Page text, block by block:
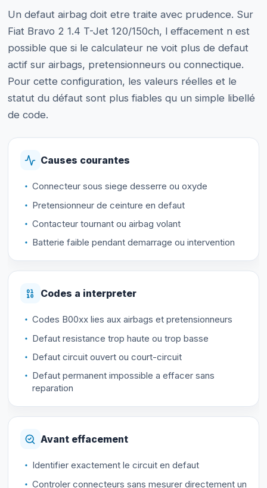
Un defaut airbag doit etre traite avec prudence. Sur
Fiat Bravo 2 1.4 T-Jet 120/150ch, l effacement n est
possible que si le calculateur ne voit plus de defaut
actif sur airbags, pretensionneurs ou connectique.
Pour cette configuration, les valeurs réelles et le
statut du défaut sont plus fiables qu un simple libellé
de code.
Causes courantes
Connecteur sous siege desserre ou oxyde
Pretensionneur de ceinture en defaut
Contacteur tournant ou airbag volant
Batterie faible pendant demarrage ou intervention
Codes a interpreter
Codes B00xx lies aux airbags et pretensionneurs
Defaut resistance trop haute ou trop basse
Defaut circuit ouvert ou court-circuit
Defaut permanent impossible a effacer sans
reparation
Avant effacement
Identifier exactement le circuit en defaut
Controler connecteurs sans mesurer directement un